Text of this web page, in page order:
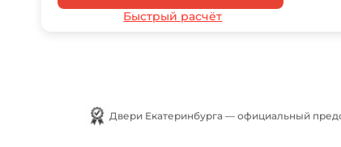
Быстрый расчёт
Двери Екатеринбурга — официальный